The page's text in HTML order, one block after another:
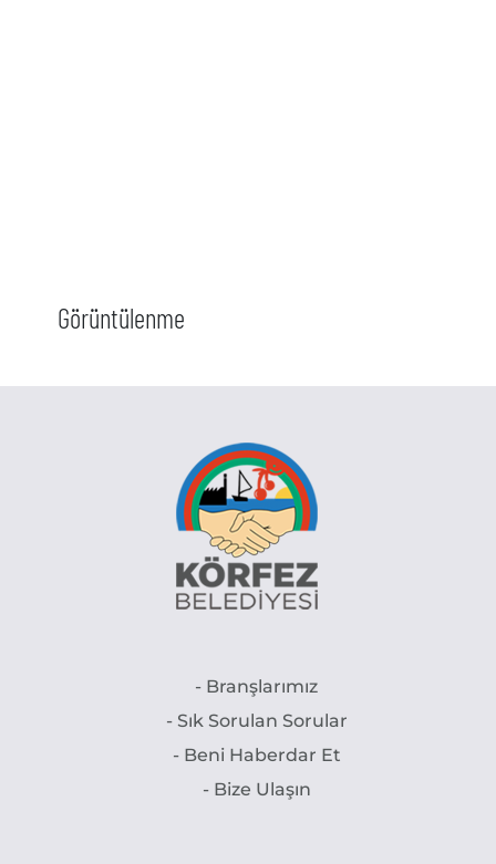
Görüntülenme
- Branşlarımız
- Sık Sorulan Sorular
- Beni Haberdar Et
- Bize Ulaşın